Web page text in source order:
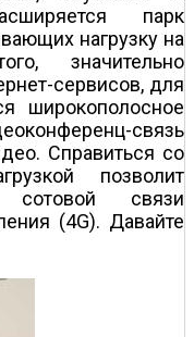
парк
нагрузку на
значительно
сервисов, для
широкополосное
связь
Справиться со
позволит
связи
(4G). Давайте